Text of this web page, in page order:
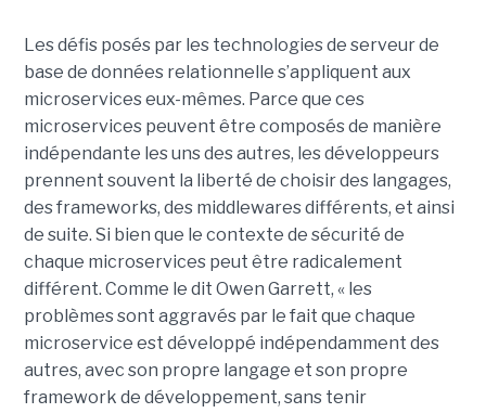
Les défis posés par les technologies de serveur de
base de données relationnelle s’appliquent aux
microservices eux-mêmes. Parce que ces
microservices peuvent être composés de manière
indépendante les uns des autres, les développeurs
prennent souvent la liberté de choisir des langages,
des frameworks, des middlewares différents, et ainsi
de suite. Si bien que le contexte de sécurité de
chaque microservices peut être radicalement
différent. Comme le dit Owen Garrett, « les
problèmes sont aggravés par le fait que chaque
microservice est développé indépendamment des
autres, avec son propre langage et son propre
framework de développement, sans tenir